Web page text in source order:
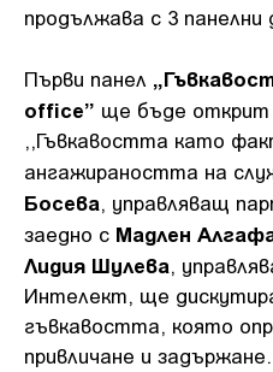
продължава с 3 панелни
Първи панел
office” ще бъде открит
,,Гъвкавостта като
ангажираността на
Босева, управляващ
заедно с Мадлен
Лидия Шулева,
Интелект, ще
гъвкавостта, която
привличане и